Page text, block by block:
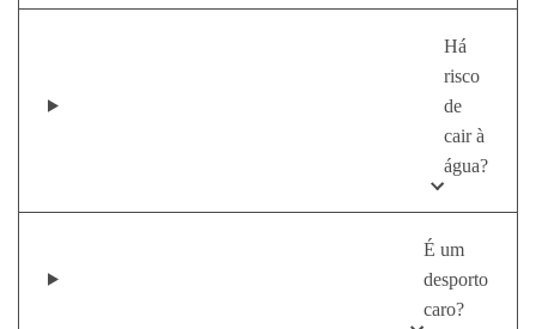
Há
risco
de
cair à
água?
É um
desporto
caro?